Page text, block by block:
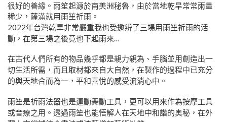
很好的善緣。雨笙起源於南美洲秘魯，由於當地乾旱常常雨量
稀少，薩滿就用雨笙祈雨。
2022年台灣乾旱非常嚴重我也受邀辨了三場用雨笙祈雨的活
動，在第三場之後竟也下起雨來…
在古代人們所有的物品幾乎都是親力親為、手腦並用創造出一
切生活所需，而且取材都來自大自然，在製作的過程中已充分
的與天地合而為一，平和喜悅的感受流淌心中。
雨笙是祈雨法器也是運動舞動工具，更可以用來作為按摩工具
或音療之用。透過雨笙也能悟解人在天地中和諧的奥秘，在外